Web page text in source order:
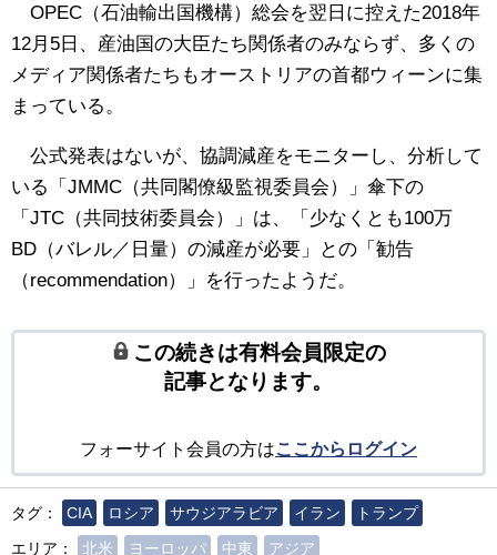
OPEC（石油輸出国機構）総会を翌日に控えた2018年
12月5日、産油国の大臣たち関係者のみならず、多くの
メディア関係者たちもオーストリアの首都ウィーンに集
まっている。
公式発表はないが、協調減産をモニターし、分析して
いる「JMMC（共同閣僚級監視委員会）」傘下の
「JTC（共同技術委員会）」は、「少なくとも100万
BD（バレル／日量）の減産が必要」との「勧告
（recommendation）」を行ったようだ。
この続きは有料会員限定の
記事となります。
フォーサイト会員の方はここからログイン
タグ： CIA ロシア サウジアラビア イラン
トランプ
エリア：
北米 ヨーロッパ 中東
アジア